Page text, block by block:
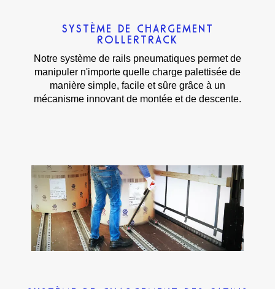
SYSTÈME DE CHARGEMENT
ROLLERTRACK
Notre système de rails pneumatiques permet de
manipuler n'importe quelle charge palettisée de
manière simple, facile et sûre grâce à un
mécanisme innovant de montée et de descente.